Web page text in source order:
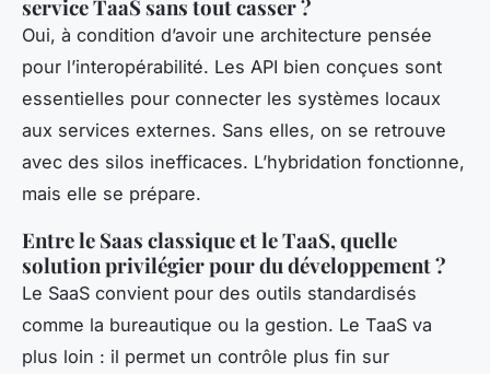
service TaaS sans tout casser ?
Oui, à condition d’avoir une architecture pensée
pour l’interopérabilité. Les API bien conçues sont
essentielles pour connecter les systèmes locaux
aux services externes. Sans elles, on se retrouve
avec des silos inefficaces. L’hybridation fonctionne,
mais elle se prépare.
Entre le Saas classique et le TaaS, quelle
solution privilégier pour du développement ?
Le SaaS convient pour des outils standardisés
comme la bureautique ou la gestion. Le TaaS va
plus loin : il permet un contrôle plus fin sur